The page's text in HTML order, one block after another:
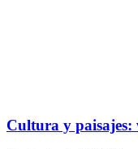
Cultura y